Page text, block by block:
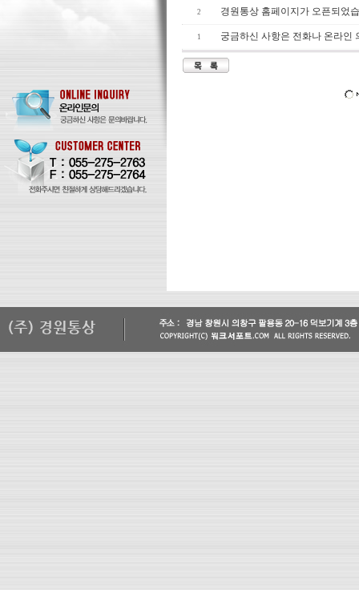
2 경원통상 홈페이지가 오픈되었
1 궁금하신 사항은 전화나 온라인